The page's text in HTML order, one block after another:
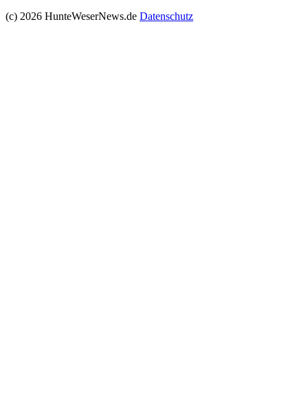
(c) 2026 HunteWeserNews.de Datenschutz